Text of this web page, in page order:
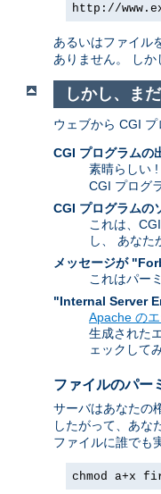
http://
あるいはファイル
ありません。 しか
しかし、ま
ウェブから CGI
CGI プログラムの
素晴らしい
CGI プログ
CGI プログラム
これは、
し、 あなた
メッセージが
これはパー
"Internal Server
Apache の
生成された
ェックして
ファイルのパー
サーバはあなたの
したがって、あな
ファイルに誰でも
chmod a+x